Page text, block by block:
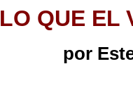
LO QUE EL
por